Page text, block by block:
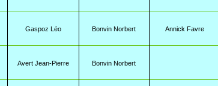
Gaspoz Léo Bonvin Norbert Annick Favre
Avert Jean-Pierre Bonvin Norbert